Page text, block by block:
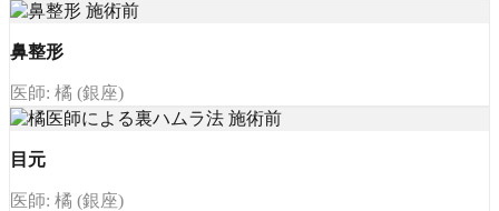
鼻整形
医師: 橘 (銀座)
目元
医師: 橘 (銀座)